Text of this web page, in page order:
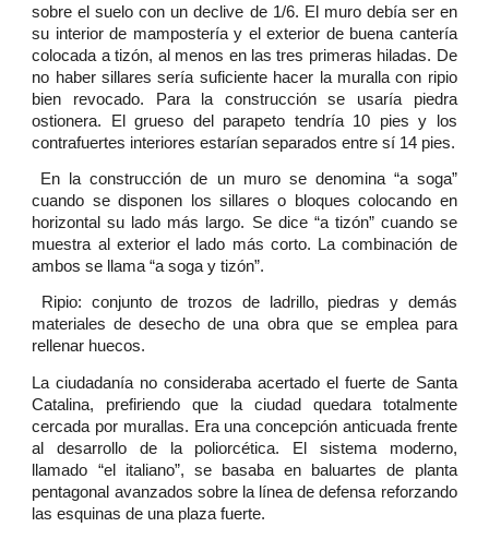
sobre el suelo con un declive de 1/6. El muro debía ser en
su interior de mampostería y el exterior de buena cantería
colocada a tizón, al menos en las tres primeras hiladas. De
no haber sillares sería suficiente hacer la muralla con ripio
bien revocado. Para la construcción se usaría piedra
ostionera. El grueso del parapeto tendría 10 pies y los
contrafuertes interiores estarían separados entre sí 14 pies.
En la construcción de un muro se denomina “a soga”
cuando se disponen los sillares o bloques colocando en
horizontal su lado más largo. Se dice “a tizón” cuando se
muestra al exterior el lado más corto. La combinación de
ambos se llama “a soga y tizón”.
Ripio: conjunto de trozos de ladrillo, piedras y demás
materiales de desecho de una obra que se emplea para
rellenar huecos.
La ciudadanía no consideraba acertado el fuerte de Santa
Catalina, prefiriendo que la ciudad quedara totalmente
cercada por murallas. Era una concepción anticuada frente
al desarrollo de la poliorcética. El sistema moderno,
llamado “el italiano”, se basaba en baluartes de planta
pentagonal avanzados sobre la línea de defensa reforzando
las esquinas de una plaza fuerte.